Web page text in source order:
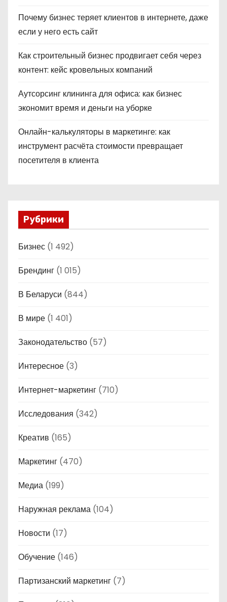
Почему бизнес теряет клиентов в интернете, даже
если у него есть сайт
Как строительный бизнес продвигает себя через
контент: кейс кровельных компаний
Аутсорсинг клининга для офиса: как бизнес
экономит время и деньги на уборке
Онлайн-калькуляторы в маркетинге: как
инструмент расчёта стоимости превращает
посетителя в клиента
Рубрики
Бизнес (1 492)
Брендинг (1 015)
В Беларуси (844)
В мире (1 401)
Законодательство (57)
Интересное (3)
Интернет-маркетинг (710)
Исследования (342)
Креатив (165)
Маркетинг (470)
Медиа (199)
Наружная реклама (104)
Новости (17)
Обучение (146)
Партизанский маркетинг (7)